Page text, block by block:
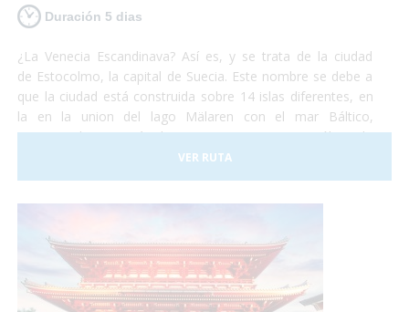
Duración 5 dias
¿La Venecia Escandinava? Así es, y se trata de la ciudad
de Estocolmo, la capital de Suecia. Este nombre se debe a
que la ciudad está construida sobre 14 islas diferentes, en
la en la union del lago Mälaren con el mar Báltico,
comunicadas por más de cincuenta puentes. No sólo es la
capital de Suecia sino que se la puede considerar como una
de las capitales del mundo, líder en muchos de los campos
y, ¡Vete ya a conocer la fantástica ciudad de Estocolmo!¡No
te defraudará! Y no debes preocuparte por nada, ¡Sólo de
disfrutar!
VER RUTA